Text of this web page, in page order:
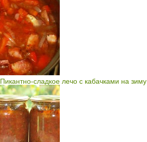
Пикантно-сладкое лечо с кабачками на зиму